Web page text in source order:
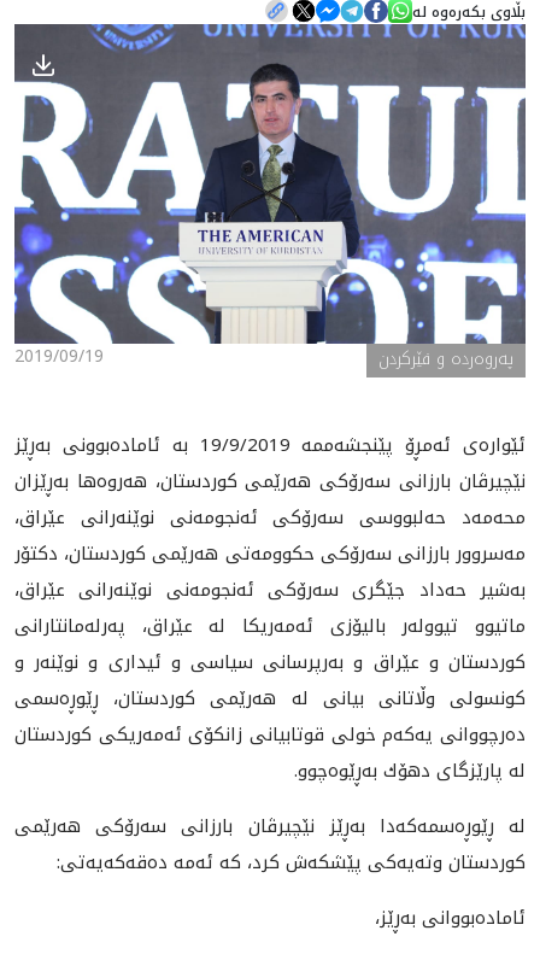
هه‌واڵ
گەلەری
بڵاوی بکەرەوە لە
2019/09/19 په‌روه‌رده‌ و فێرکردن
ئێواره‌ی ئه‌مڕۆ پێنجشه‌ممه‌ 19/9/2019 به‌ ئاماده‌بوونی به‌ڕێز
نێچیرڤان بارزانی سه‌رۆكی هه‌رێمی كوردستان، هه‌روه‌ها به‌ڕێزان
محه‌مه‌د حه‌لبووسی سه‌رۆكی ئه‌نجومه‌نی نوێنه‌رانی عێراق،
مه‌سروور بارزانی سه‌رۆكی حكوومه‌تی هه‌رێمی كوردستان، دكتۆر
به‌شیر حه‌داد جێگری سه‌رۆكی ئه‌نجومه‌نی نوێنه‌رانی عێراق،
ماتیوو تیوولەر بالیۆزی ئه‌مه‌ریكا له‌ عێراق، په‌رله‌مانتارانی
كوردستان و عێراق و به‌رپرسانی سیاسی و ئیداری و نوێنه‌ر و
كونسولی وڵاتانی بیانی له‌ هه‌رێمی كوردستان، ڕێوڕه‌سمی
ده‌رچووانی یه‌كه‌م خولی قوتابیانی زانكۆی ئه‌مه‌ریكی كوردستان
له‌ پارێزگای دهۆك به‌ڕێوه‌چوو.
له‌ ڕێوڕه‌سمه‌كه‌دا به‌ڕێز نێچیرڤان بارزانی سه‌رۆكی هه‌رێمی
كوردستان وته‌یه‌كی پێشكه‌ش كرد، كه‌ ئه‌مه‌ ده‌قه‌كه‌یه‌تی:
ئامادەبووانی بەڕێز،